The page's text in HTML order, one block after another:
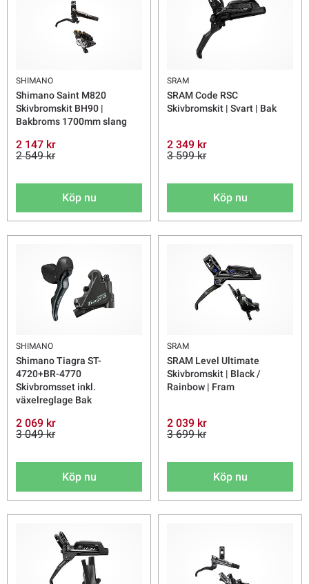
SHIMANO
Shimano Saint M820
Skivbromskit BH90 |
Bakbroms 1700mm slang
2 147 kr
2 549 kr
Köp nu
SRAM
SRAM Code RSC
Skivbromskit | Svart | Bak
2 349 kr
3 599 kr
Köp nu
SHIMANO
Shimano Tiagra ST-
4720+BR-4770
Skivbromsset inkl.
växelreglage Bak
2 069 kr
3 049 kr
Köp nu
SRAM
SRAM Level Ultimate
Skivbromskit | Black /
Rainbow | Fram
2 039 kr
3 699 kr
Köp nu